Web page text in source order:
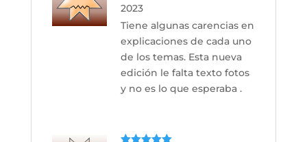
2023
Tiene algunas carencias en
explicaciones de cada uno
de los temas. Esta nueva
edición le falta texto fotos
y no es lo que esperaba .